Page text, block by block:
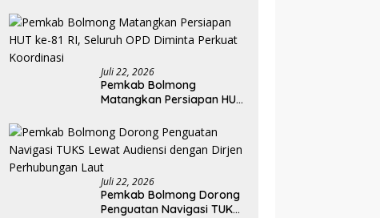
Tingkatkan Layanan RSUD
Kotamobagu
Juli 22, 2026
Pemkab Bolmong
Matangkan Persiapan HUT
Diminta Perkuat
Koordinasi
Juli 22, 2026
Pemkab Bolmong Dorong
Penguatan Navigasi TUKS